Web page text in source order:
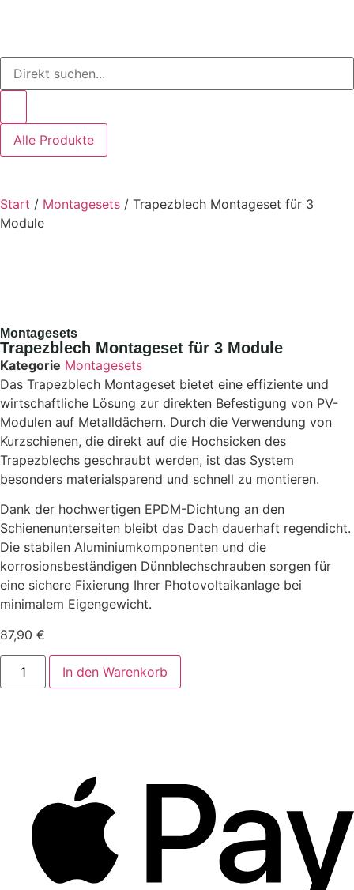
Alle Produkte
Start / Montagesets / Trapezblech Montageset für 3
Module
Montagesets
Trapezblech Montageset für 3 Module
Kategorie Montagesets
Das Trapezblech Montageset bietet eine effiziente und
wirtschaftliche Lösung zur direkten Befestigung von PV-
Modulen auf Metalldächern. Durch die Verwendung von
Kurzschienen, die direkt auf die Hochsicken des
Trapezblechs geschraubt werden, ist das System
besonders materialsparend und schnell zu montieren.
Dank der hochwertigen EPDM-Dichtung an den
Schienenunterseiten bleibt das Dach dauerhaft regendicht.
Die stabilen Aluminiumkomponenten und die
korrosionsbeständigen Dünnblechschrauben sorgen für
eine sichere Fixierung Ihrer Photovoltaikanlage bei
minimalem Eigengewicht.
87,90 €
In den Warenkorb